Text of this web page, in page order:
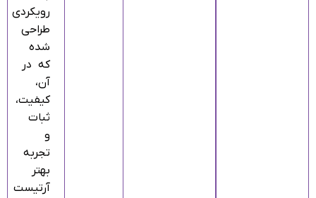
رویکردی
طراحی
شده
که در
آن،
کیفیت،
ثبات
و
تجربه
بهتر
آرتیست